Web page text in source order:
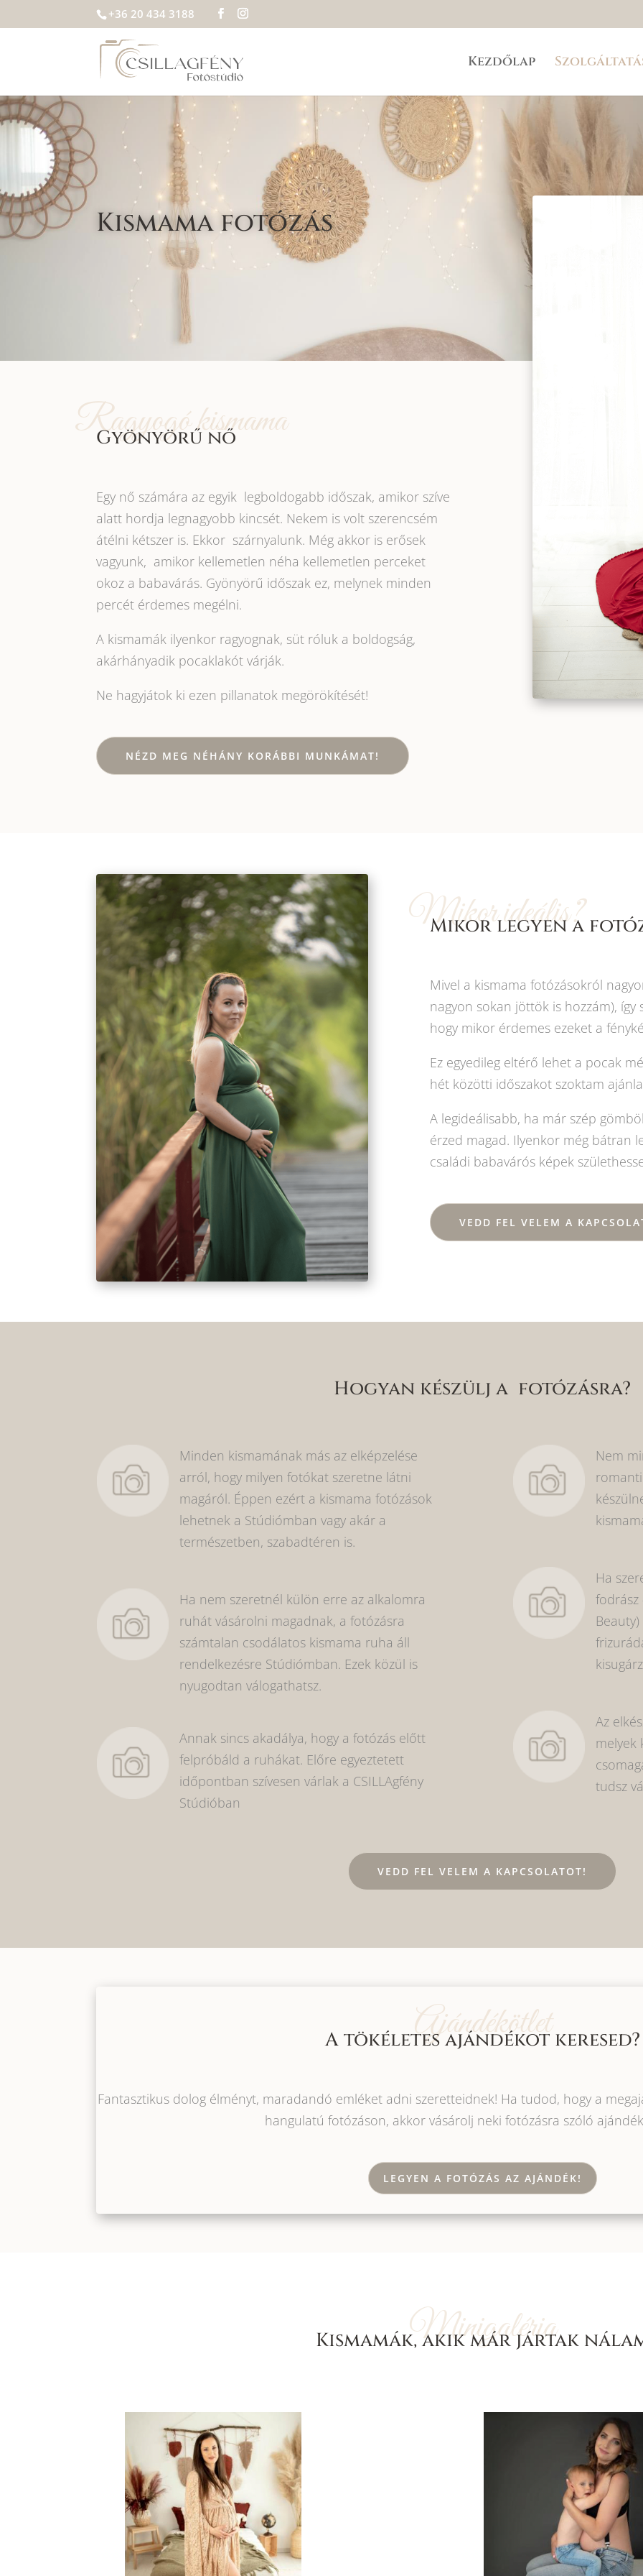
+36 20 434 3188
Kezdőlap
Kismama fotózás
Ragyogó kismama
Gyönyörű nő
Egy nő számára az egyik legboldogabb időszak, amikor szíve
alatt hordja legnagyobb kincsét. Nekem is volt szerencsém
átélni kétszer is. Ekkor szárnyalunk. Még akkor is erősek
vagyunk, amikor kellemetlen néha kellemetlen perceket
okoz a babavárás. Gyönyörű időszak ez, melynek minden
percét érdemes megélni.
A kismamák ilyenkor ragyognak, süt róluk a boldogság,
akárhányadik pocaklakót várják.
Ne hagyjátok ki ezen pillanatok megörökítését!
NÉZD MEG NÉHÁNY KORÁBBI MUNKÁMAT!
Mikor ideális?
Mikor legyen a
Mivel a kismama fotózásokról
nagyon sokan jöttök is hozzám),
hogy mikor érdemes ezeket a
Ez egyedileg eltérő lehet a pocak
hét közötti időszakot szoktam
A legideálisabb, ha már szép
érzed magad. Ilyenkor még bátran
családi babavárós képek
VEDD FEL VELEM A
Hogyan készülj a fotózásra?
Minden kismamának más az elképzelése
arról, hogy milyen fotókat szeretne látni
magáról. Éppen ezért a kismama fotózások
lehetnek a Stúdiómban vagy akár a
természetben, szabadtéren is.
Ha nem szeretnél külön erre az alkalomra
ruhát vásárolni magadnak, a fotózásra
számtalan csodálatos kismama ruha áll
rendelkezésre Stúdiómban. Ezek közül is
nyugodtan válogathatsz.
Annak sincs akadálya, hogy a fotózás előtt
felpróbáld a ruhákat. Előre egyeztetett
időpontban szívesen várlak a CSILLAgfény
Stúdióban
Nem
Ha
fodrász
Az
melyek
tudsz
VEDD FEL VELEM A KAPCSOLATOT!
Ajándékötlet
A tökéletes ajándékot keresed?
Fantasztikus dolog élményt, maradandó emléket adni szeretteidnek! Ha tudod, hogy a
hangulatú fotózáson, akkor vásárolj neki fotózásra szóló
LEGYEN A FOTÓZÁS AZ AJÁNDÉK!
Minigaléria
Kismamák, akik már jártak